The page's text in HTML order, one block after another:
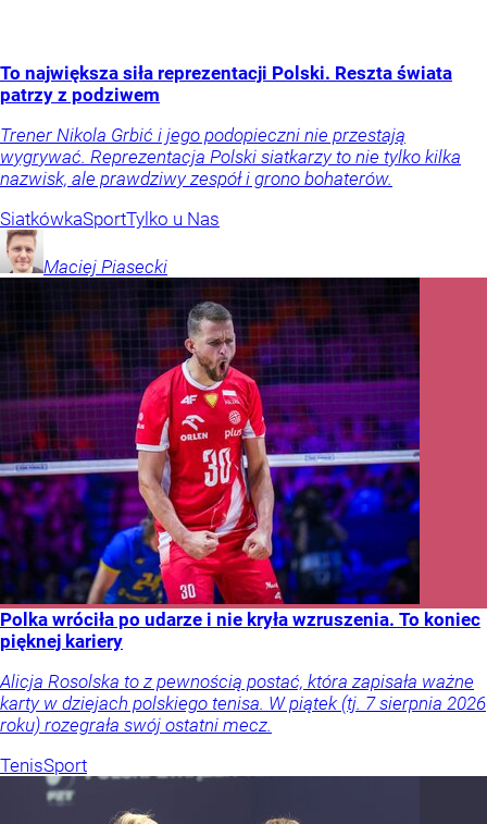
To największa siła reprezentacji Polski. Reszta świata
patrzy z podziwem
Trener Nikola Grbić i jego podopieczni nie przestają
wygrywać. Reprezentacja Polski siatkarzy to nie tylko kilka
nazwisk, ale prawdziwy zespół i grono bohaterów.
SiatkówkaSportTylko u Nas
Maciej Piasecki
Polka wróciła po udarze i nie kryła wzruszenia. To koniec
pięknej kariery
Alicja Rosolska to z pewnością postać, która zapisała ważne
karty w dziejach polskiego tenisa. W piątek (tj. 7 sierpnia 2026
roku) rozegrała swój ostatni mecz.
TenisSport